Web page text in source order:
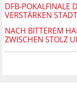
DFB-POKALFINALE
VERSTÄRKEN
NACH BITTEREM
ZWISCHEN STOLZ